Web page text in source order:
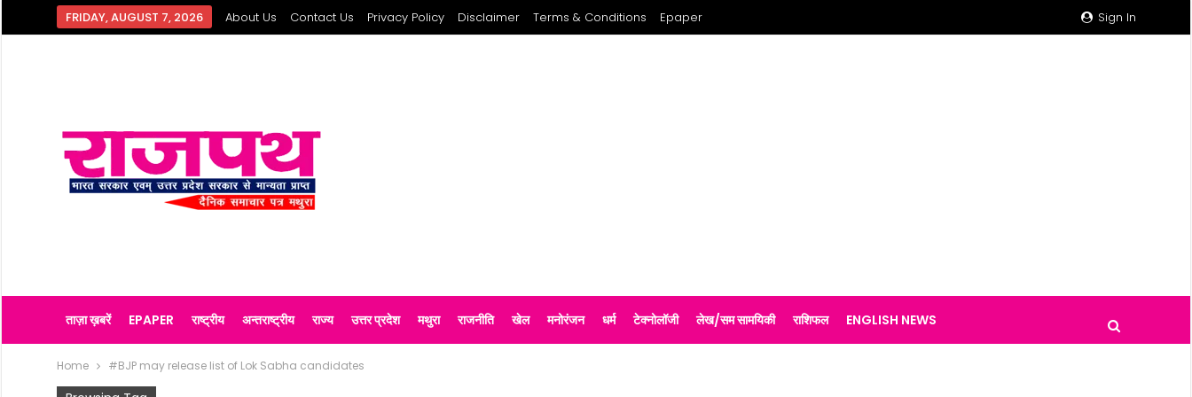
Sign In
FRIDAY, AUGUST 7, 2026 About Us Contact Us Privacy Policy Disclaimer Terms & Conditions Epaper
ताज़ा ख़बरें EPAPER राष्ट्रीय अन्तराष्ट्रीय राज्य उत्तर प्रदेश मथुरा राजनीति खेल मनोरंजन धर्म टेक्नोलॉजी लेख/सम सामयिकी राशिफल ENGLISH NEWS
Home #BJP may release list of Lok Sabha candidates